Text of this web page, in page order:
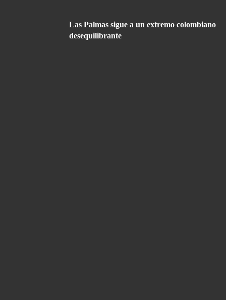
Las Palmas sigue a un extremo colombiano
desequilibrante